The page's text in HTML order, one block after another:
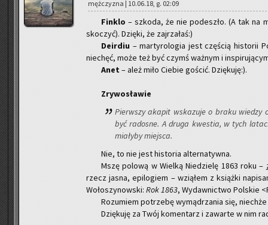
męż­czy­zna | 10.06.18, g. 02:09
Fin­klo – szko­da, że nie po­de­szło. (A tak na
sko­czyć). Dzię­ki, że zaj­rza­łaś:)
De­ir­diu – mar­ty­ro­lo­gia jest czę­ścią hi­sto­rii
nie­chęć, może też być czymś waż­nym i
Anet – ależ miło Cie­bie go­ścić. Dzię­ku­ję:).
Zry­wo­sła­wie
Pierw­szy aka­pit wska­zu­je o braku wie­dzy
być ra­do­sne. A druga kwe­stia, w tych
mia­ły­by miej­sca.
Nie, to nie jest hi­sto­ria al­ter­na­tyw­na.
Mszę po­lo­wą w Wiel­ką Nie­dzie­lę 1863 roku –
rzecz jasna, epi­lo­giem – wzią­łem z książ­ki
Wo­ło­szy­now­ski: Rok 1863, Wy­daw­nic­two Pol­skie
Ro­zu­miem po­trze­bę wy­mą­drza­nia się,
Dzię­ku­ję za Twój ko­men­tarz i za­war­te w nim